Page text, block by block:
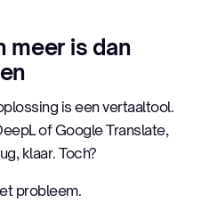
meer is dan
is een vertaaltool.
of Google Translate,
klaar. Toch?
probleem.